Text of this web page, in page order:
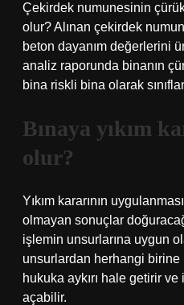
Çekirdek numunesinin
olur? Alınan çekirdek
beton dayanım değerlerini
analiz raporunda binanın
bina riskli bina olarak
Bınaya yıkım
olur?
Yıkım kararının
olmayan sonuçlar
işlemin unsurlarına uygun
unsurlardan herhangi birine
hukuka aykırı hale getirir
açabilir.